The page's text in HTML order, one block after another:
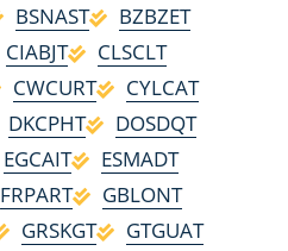
BSNAST
BZBZET
CIABJT
CLSCLT
CWCURT
CYLCAT
DKCPHT
DOSDQT
EGCAIT
ESMADT
FRPART
GBLONT
GRSKGT
GTGUAT